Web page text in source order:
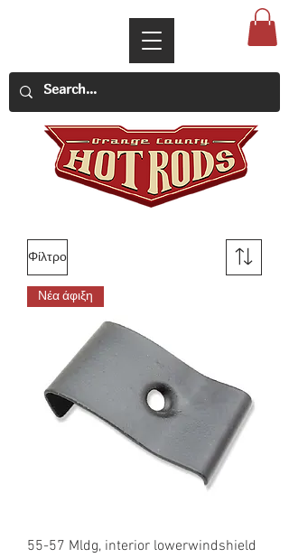
Φίλτρο
Νέα άφιξη
55-57 Mldg, interior lowerwindshield